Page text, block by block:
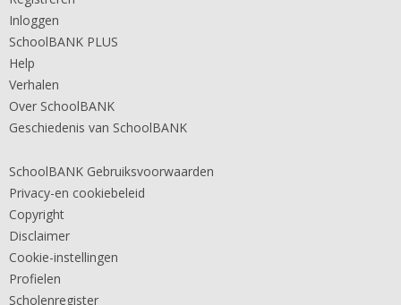
Inloggen
SchoolBANK PLUS
Help
Verhalen
Over SchoolBANK
Geschiedenis van SchoolBANK
SchoolBANK Gebruiksvoorwaarden
Privacy-en cookiebeleid
Copyright
Disclaimer
Cookie-instellingen
Profielen
Scholenregister